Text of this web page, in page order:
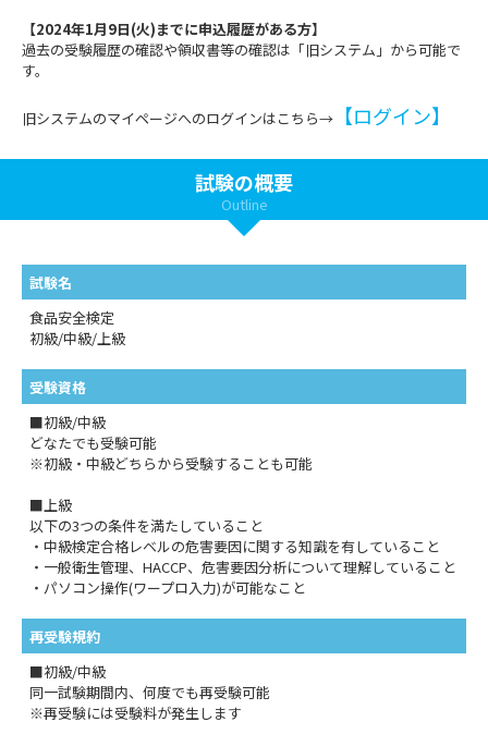
【2024年1月9日(火)までに申込履歴がある方】
過去の受験履歴の確認や領収書等の確認は「旧システム」から可能で
す。
旧システムのマイページへのログインはこちら→ 【ログイン】
試験の概要
Outline
試験名
食品安全検定
初級/中級/上級
受験資格
■初級/中級
どなたでも受験可能
※初級・中級どちらから受験することも可能
■上級
以下の3つの条件を満たしていること
・中級検定合格レベルの危害要因に関する知識を有していること
・一般衛生管理、HACCP、危害要因分析について理解していること
・パソコン操作(ワープロ入力)が可能なこと
再受験規約
■初級/中級
同一試験期間内、何度でも再受験可能
※再受験には受験料が発生します